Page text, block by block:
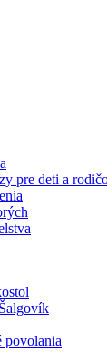
pre deti a
povolania